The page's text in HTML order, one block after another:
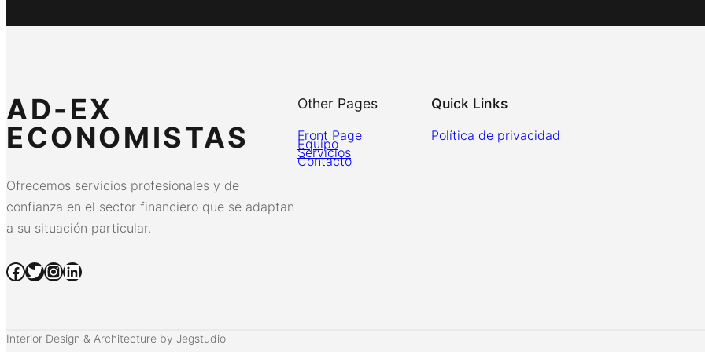
AD-EX
ECONOMISTAS
Ofrecemos servicios profesionales y de
confianza en el sector financiero que se adaptan
a su situación particular.
Facebook Twitter InstagramLinkedIn
Other Pages
Front Page
Equipo
Servicios
Contacto
Quick Links
Política de privacidad
Interior Design & Architecture by Jegstudio